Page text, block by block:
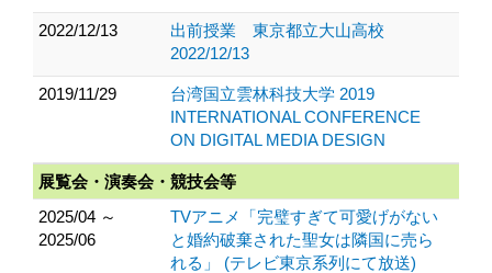
2022/12/13
出前授業 東京都立大山高校
2022/12/13
2019/11/29
台湾国立雲林科技大学 2019
INTERNATIONAL CONFERENCE
ON DIGITAL MEDIA DESIGN
展覧会・演奏会・競技会等
2025/04 ～
2025/06
TVアニメ「完璧すぎて可愛げがない
と婚約破棄された聖女は隣国に売ら
れる」 (テレビ東京系列にて放送)